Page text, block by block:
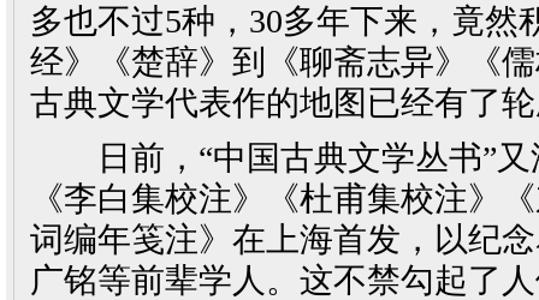
多也不过5种，30多年下来，竟然
经》《楚辞》到《聊斋志异》《
古典文学代表作的地图已经有了
日前，“中国古典文学丛书”又
《李白集校注》《杜甫集校注》
词编年笺注》在上海首发，以纪
广铭等前辈学人。这不禁勾起了